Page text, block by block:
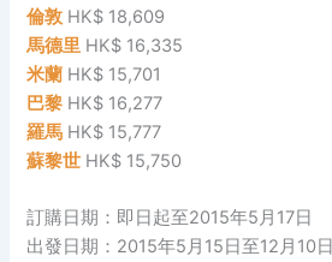
倫敦 HK$ 18,609
馬德里 HK$ 16,335
米蘭 HK$ 15,701
巴黎 HK$ 16,277
羅馬 HK$ 15,777
蘇黎世 HK$ 15,750
訂購日期：即日起至2015年5月17日
出發日期：2015年5月15日至12月10日